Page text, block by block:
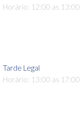
Horário: 12:00 as 13:00
Tarde Legal
Horário: 13:00 as 17:00